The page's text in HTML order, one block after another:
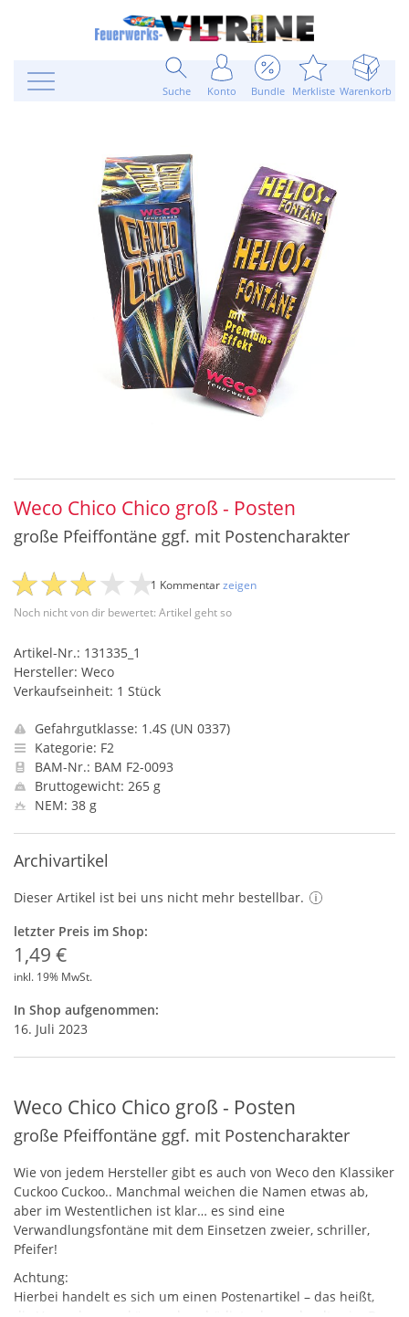
Suche Konto Bundle Merkliste Warenkorb
Weco Chico Chico groß - Posten
große Pfeiffontäne ggf. mit Postencharakter
Noch nicht von dir bewertet: Artikel geht so
1 Kommentarzeigen
Artikel-Nr.: 131335_1
Hersteller: Weco
Verkaufseinheit: 1 Stück
Gefahrgutklasse: 1.4S (UN 0337)
Kategorie: F2
BAM-Nr.: BAM F2-0093
Bruttogewicht: 265 g
NEM: 38 g
Archivartikel
Dieser Artikel ist bei uns nicht mehr bestellbar.
letzter Preis im Shop:
1,49 €
inkl. 19% MwSt.
In Shop aufgenommen:
16. Juli 2023
Weco Chico Chico groß - Posten
große Pfeiffontäne ggf. mit Postencharakter
Wie von jedem Hersteller gibt es auch von Weco den Klassiker
Cuckoo Cuckoo.. Manchmal weichen die Namen etwas ab,
aber im Westentlichen ist klar… es sind eine
Verwandlungsfontäne mit dem Einsetzen zweier, schriller,
Pfeifer!
Achtung:
Hierbei handelt es sich um einen Postenartikel – das heißt,